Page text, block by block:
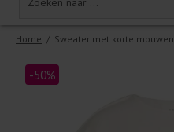
Home / Sweater met korte mouwen
-50%